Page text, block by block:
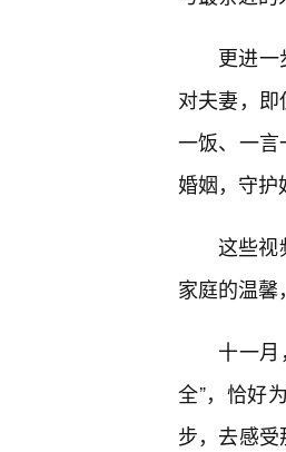
更进一
对夫妻，
一饭、一
婚姻，守护
这些视
家庭的温馨
十一
全”，恰好
步，去感